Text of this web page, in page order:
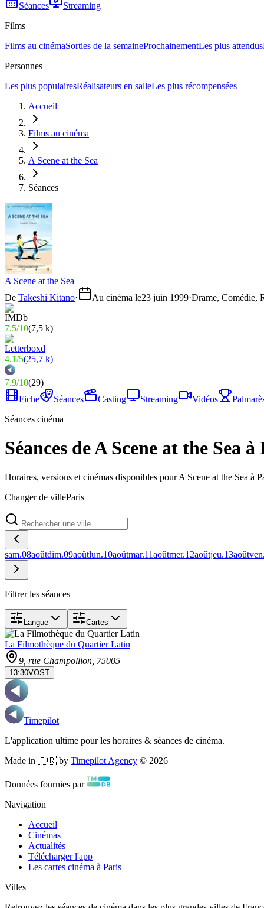
Séances
Streaming
Films
Films au cinémaSorties de la semaineProchainementLes plus attendus
Personnes
Les plus populairesRéalisateurs en salleLes plus récompensées
Accueil
Films au cinéma
A Scene at the Sea
Séances
A Scene at the Sea
De Takeshi Kitano· Au cinéma le23 juin 1999·Drame, Comédie,
7.5/10(7,5 k)
4.1/5(25,7 k)
7.9/10(29)
Fiche
Séances Casting Streaming Vidéos
Séances cinéma
Séances de A Scene at the Sea à
Horaires, versions et cinémas disponibles pour A Scene at the Sea à
Changer de villeParis
sam.08aoûtdim.09aoûtlun.10aoûtmar.11aoûtmer.12aoûtjeu.13aoûtven.
Filtrer les séances
Langue Cartes
La Filmothèque du Quartier Latin
9, rue Champollion , 75005
13:30VOST
Timepilot
L'application ultime pour les horaires & séances de cinéma.
Made in 🇫🇷 by Timepilot Agency © 2026
Données fournies par
Navigation
Accueil
Cinémas
Actualités
Télécharger l'app
Les cartes cinéma à Paris
Villes